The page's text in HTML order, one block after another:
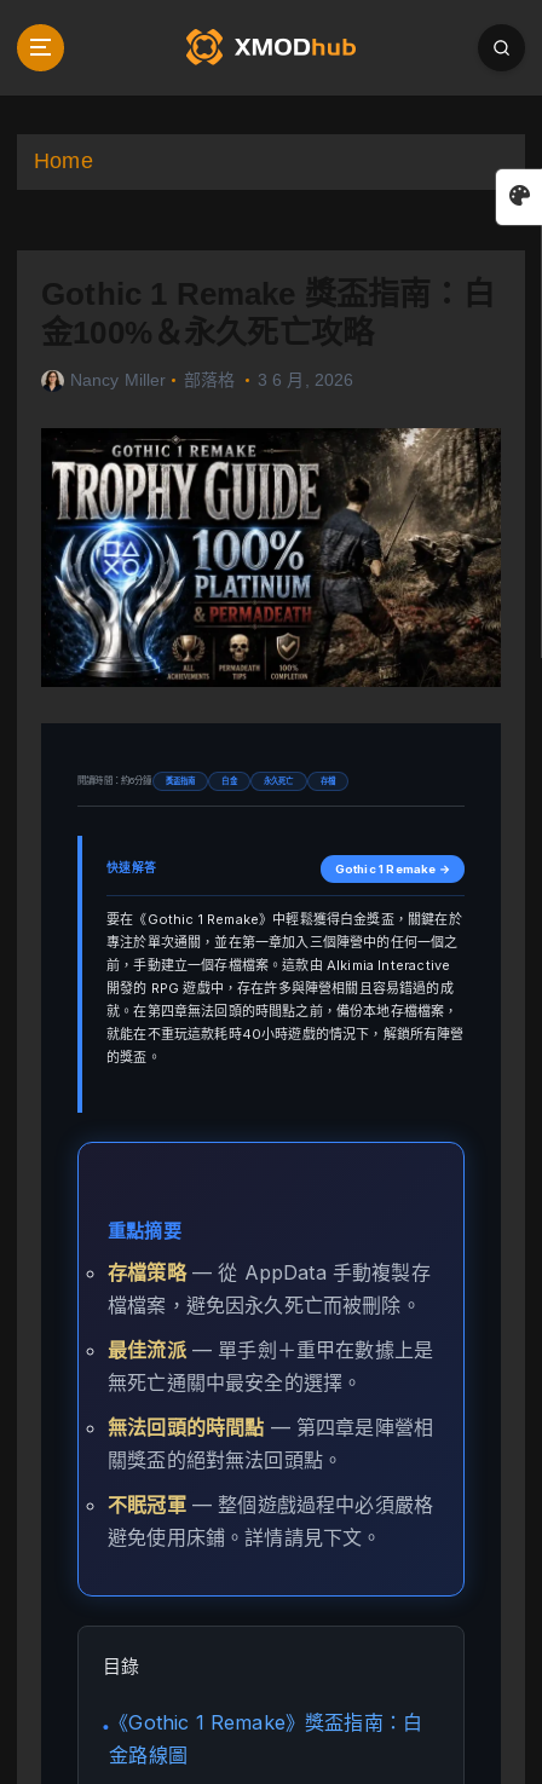
p
Home
Gothic 1 Remake 獎盃指南：白
金100%＆永久死亡攻略
Nancy Miller 部落格 3 6 月, 2026
閱讀時間：約6分鐘 獎盃指南 白金 永久死亡 存檔
快速解答 Gothic 1 Remake →
要在《Gothic 1 Remake》中輕鬆獲得白金獎盃，關鍵在於
專注於單次通關，並在第一章加入三個陣營中的任何一個之
前，手動建立一個存檔檔案。這款由 Alkimia Interactive
開發的 RPG 遊戲中，存在許多與陣營相關且容易錯過的成
就。在第四章無法回頭的時間點之前，備份本地存檔檔案，
就能在不重玩這款耗時40小時遊戲的情況下，解鎖所有陣營
的獎盃。
重點摘要
存檔策略— 從 AppData 手動複製存
檔檔案，避免因永久死亡而被刪除。
最佳流派— 單手劍＋重甲在數據上是
無死亡通關中最安全的選擇。
無法回頭的時間點 — 第四章是陣營相
關獎盃的絕對無法回頭點。
不眠冠軍— 整個遊戲過程中必須嚴格
避免使用床鋪。詳情請見下文。
目錄
●
《Gothic 1 Remake》獎盃指南：白
金路線圖